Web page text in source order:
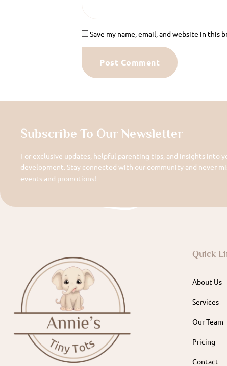
Save my name, email, and website in this
Subscribe To Our Newsletter
For exclusive updates, helpful parenting tips, and insights into
development. Stay connected with our community and never
events and promotions!
Quick
About Us
Services
Our Team
Pricing
Contact